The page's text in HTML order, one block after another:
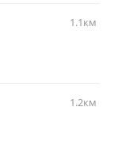
1.1км
1.2км